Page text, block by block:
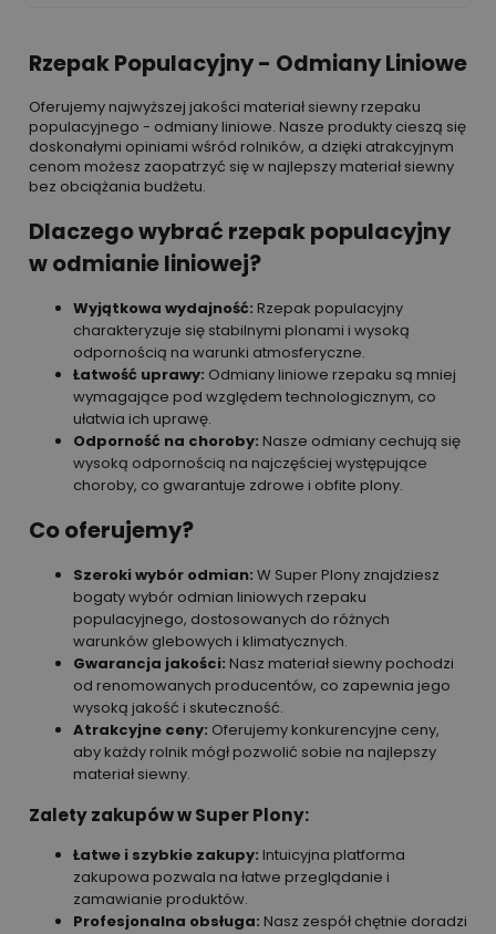
Rzepak Populacyjny - Odmiany Liniowe
Oferujemy najwyższej jakości materiał siewny rzepaku
populacyjnego - odmiany liniowe. Nasze produkty cieszą się
doskonałymi opiniami wśród rolników, a dzięki atrakcyjnym
cenom możesz zaopatrzyć się w najlepszy materiał siewny
bez obciążania budżetu.
Dlaczego wybrać rzepak populacyjny
w odmianie liniowej?
Wyjątkowa wydajność: Rzepak populacyjny
charakteryzuje się stabilnymi plonami i wysoką
odpornością na warunki atmosferyczne.
Łatwość uprawy: Odmiany liniowe rzepaku są mniej
wymagające pod względem technologicznym, co
ułatwia ich uprawę.
Odporność na choroby: Nasze odmiany cechują się
wysoką odpornością na najczęściej występujące
choroby, co gwarantuje zdrowe i obfite plony.
Co oferujemy?
Szeroki wybór odmian: W Super Plony znajdziesz
bogaty wybór odmian liniowych rzepaku
populacyjnego, dostosowanych do różnych
warunków glebowych i klimatycznych.
Gwarancja jakości: Nasz materiał siewny pochodzi
od renomowanych producentów, co zapewnia jego
wysoką jakość i skuteczność.
Atrakcyjne ceny: Oferujemy konkurencyjne ceny,
aby każdy rolnik mógł pozwolić sobie na najlepszy
materiał siewny.
Zalety zakupów w Super Plony:
Łatwe i szybkie zakupy: Intuicyjna platforma
zakupowa pozwala na łatwe przeglądanie i
zamawianie produktów.
Profesjonalna obsługa: Nasz zespół chętnie doradzi